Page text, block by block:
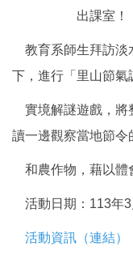
出課室！
教育系師生拜訪淡
下，進行「里山節氣
實境解謎遊戲，將
讀一邊觀察當地節令
和農作物，藉以體
活動日期：113年3
活動資訊（連結）